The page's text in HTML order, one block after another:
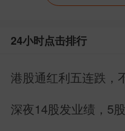
24小时点击排行
港股通红利五连跌，
深夜14股发业绩，5